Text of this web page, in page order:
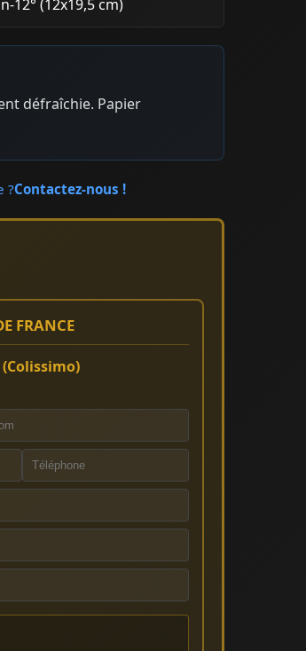
12° (12x19,5 cm)
défraîchie. Papier
?Contactez-nous !
FRANCE